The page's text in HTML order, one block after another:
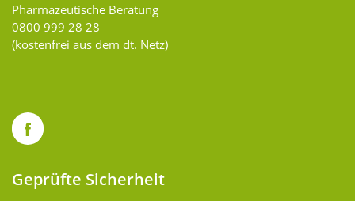
Pharmazeutische Beratung
0800 999 28 28
(kostenfrei aus dem dt. Netz)
Geprüfte Sicherheit